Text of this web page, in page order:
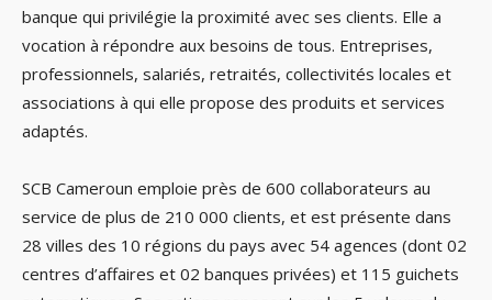
banque qui privilégie la proximité avec ses clients. Elle a
vocation à répondre aux besoins de tous. Entreprises,
professionnels, salariés, retraités, collectivités locales et
associations à qui elle propose des produits et services
adaptés.
SCB Cameroun emploie près de 600 collaborateurs au
service de plus de 210 000 clients, et est présente dans
28 villes des 10 régions du pays avec 54 agences (dont 02
centres d’affaires et 02 banques privées) et 115 guichets